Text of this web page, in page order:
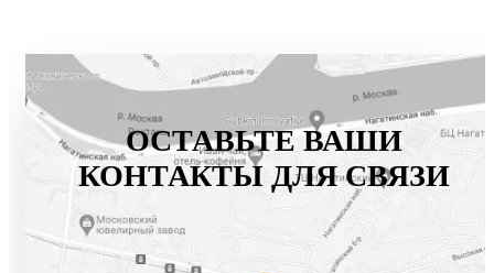
ОСТАВЬТЕ ВАШИ
КОНТАКТЫ ДЛЯ СВЯЗИ